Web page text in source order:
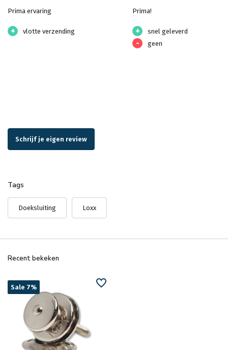
Prima ervaring
+ vlotte verzending
Prima!
+ snel geleverd
- geen
Schrijf je eigen review
Tags
Doeksluiting Loxx
Recent bekeken
Sale 7%